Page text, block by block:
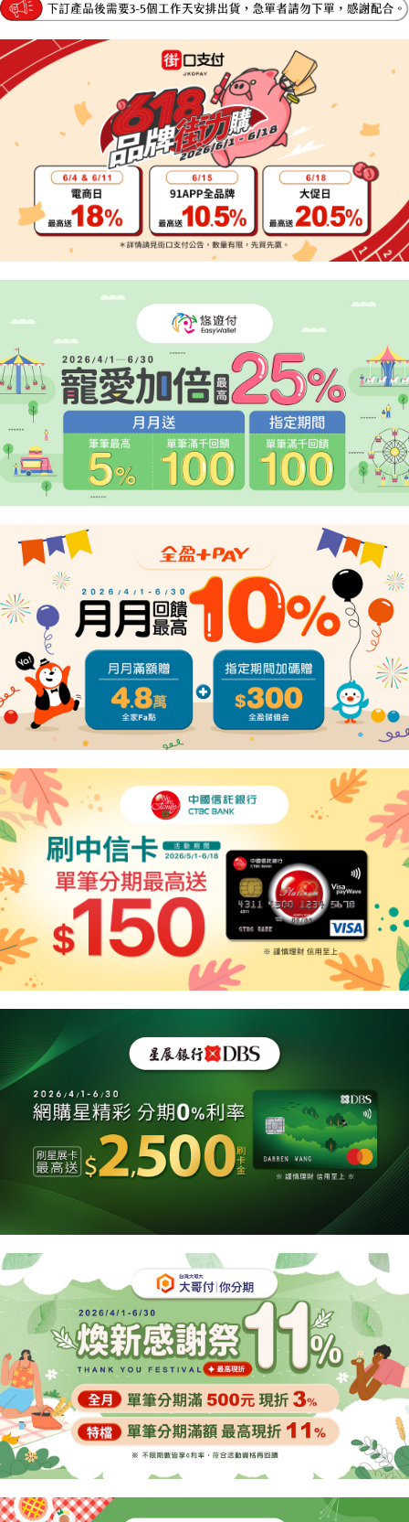
1.分期款項不併入電信帳單，「大哥付你分期」於每月結算日後寄送繳費提
醒簡訊。
2.透過簡訊連結打開帳單後，可選擇「超商條碼／台灣大直營門市／銀行轉
帳／街口支付／iPASS MONEY」等通路繳費。
1.本服務係由「台灣大哥大股份有限公司」（以下簡稱本公司）所提供，讓
用戶於交易時，得透過本服務購買商品或服務，並由商店將買賣／分期付款
買賣價金債權讓與本公司後，依約使用本公司帳單繳交帳款。
2.基於同意付款使用「大哥付你分期」之契約關係目的，商店將以您的個人
資料（包含姓名、電話或地址）提供予台灣大哥大進項蒐集、處理及利用，
由本公司與您本人進行分期帳單所需資料之確認、核對及更正。
3.完整用戶服務條款，請詳閱以下連結：https://oppay.tw/userRule
【「AFTEE先享後付」結帳流程】
結帳頁面，進行簡訊認證並確認金額後，即可完成結帳。
２．訂單成立數日內，您將收到繳費通知簡訊。
３．收到繳費通知簡訊後14天內，點擊此簡訊中的連結，可透過四大超商／
ATM／網路銀行／等多元方式進行付款，方視為交易完成。
※ 請注意：結帳手續完成當下不需立刻繳費，但若您需要取消訂單，請聯絡
購買商品的店家。未經商家同意取消之訂單仍視為有效，需透過AFTEE先享
後付繳納相關費用。
※ 交易是否成功請以「AFTEE先享後付 」之結帳頁面顯示為準，若有關於
是否繳費成功／繳費後需取消欲退款等相關疑問，請聯繫「AFTEE先享後付
客戶支援中心」https://netprotections.freshdesk.com/support/home
【注意事項】
１．透過由恩沛科技股份有限公司提供之「AFTEE先享後付」服務完成之交
易，需依本服務之必要範圍內提供個人資料，並將交易相關給付款項請求債
權轉讓予恩沛科技股份有限公司。
２．關於個人資料處理事宜，請瀏覽以下網址：
https://aftee.tw/terms/#terms3
３．未成年的使用者請事先徵得法定代理人或監護人之同意方可使用
「AFTEE先享後付」，若未經同意申辦者引起之損失，本公司不負相關責
任。
４．使用「AFTEE先享後付」時，將依據個別帳號之用戶狀況，依本公司即
時審查核予不同之上限額度；若仍有額度不足之情形，本公司將視審查結果
請求用戶進行身份認證。
５．嚴禁一人註冊多個帳號或使用他人資訊註冊。若發現惡意使用之情形，
恩沛科技股份有限公司將有權停止該用戶之使用額度並採取法律行動。
每筆NT$95，滿NT$1,800(含以上)免運費